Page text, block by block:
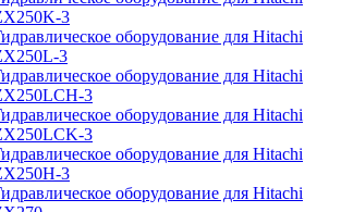
3
оборудование для Hitachi
3
оборудование для Hitachi
3
оборудование для Hitachi
3
оборудование для Hitachi
3
оборудование для Hitachi